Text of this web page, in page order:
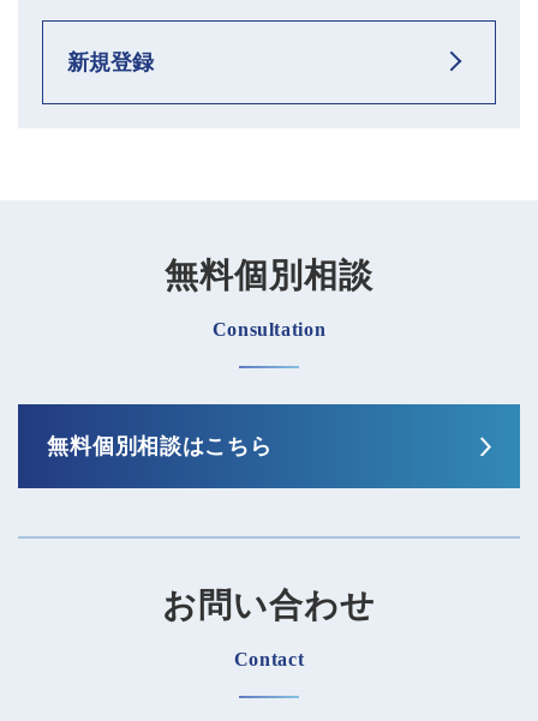
新規登録
無料個別相談
Consultation
無料個別相談はこちら
お問い合わせ
Contact